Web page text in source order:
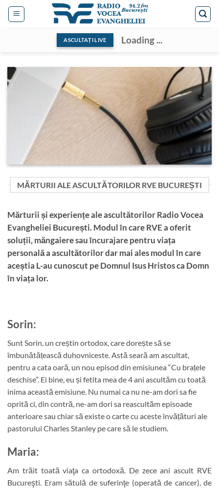
Skip
ASCULTAȚI LIVE Loading ...
MĂRTURII ALE ASCULTĂTORILOR RVE BUCUREȘTI
Mărturii și experiențe ale ascultătorilor Radio Vocea
Evangheliei București. Modul în care RVE a oferit
soluții, măngaiere sau încurajare pentru viața
personală a ascultătorilor dar mai ales modul în care
aceștia L-au cunoscut pe Domnul Isus Hristos ca Domn
în viața lor.
Sorin:
Sunt Sorin, un creștin ortodox, care dorește să se
îmbunătățească duhovniceste. Astă seară am ascultat,
pentru a cata oară, un nou episod din emisiunea “Cu brațele
deschise”. Ei bine, eu și fetita mea de 4 ani ascultăm cu toată
inima această emisiune. Nu numai ca nu ne-am dori sa fie
oprită ci, din contră, ne-am dori sa reascultăm episoade
anterioare sau chiar să existe o carte cu aceste învățături ale
pastorului Charles Stanley pe care să le studiem.
Maria:
Am trăit toată viaţa ca ortodoxă. De zece ani ascult RVE
Bucureşti. Eram sătulă de suferinţe (operată de cancer), de